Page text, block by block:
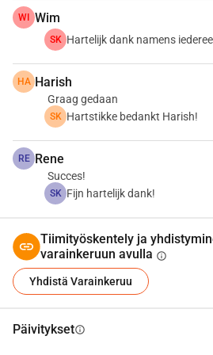
takaisin?
Ronald ja Barbara Lepez,
WI Wim
SK Hartelijk dank namens
HA Harish
Graag gedaan
SK Hartstikke bedankt Harish!
RE Rene
Succes!
SK Fijn hartelijk dank!
Tiimityöskentely ja
varainkeruun avulla info
Yhdistä Varainkeruu
Päivityksetinfo